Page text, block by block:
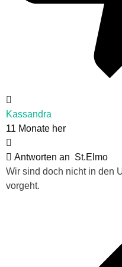
Kassandra
11 Monate her
Antworten an St.Elmo
Wir sind doch nicht in den
vorgeht.